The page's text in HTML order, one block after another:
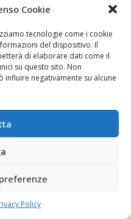
Cookie
tecnologie come i cookie
del dispositivo. Il
di elaborare dati come il
su questo sito. Non
negativamente su alcune
Policy